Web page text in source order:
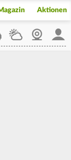
Aktionen
WetterWebcam